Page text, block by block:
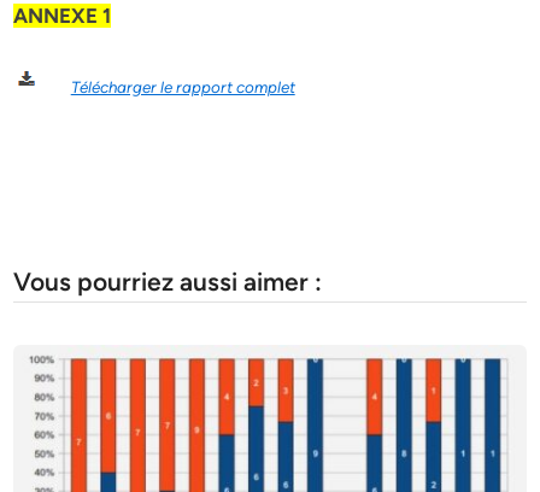
ANNEXE 1
Télécharger le rapport complet
Vous pourriez aussi aimer :